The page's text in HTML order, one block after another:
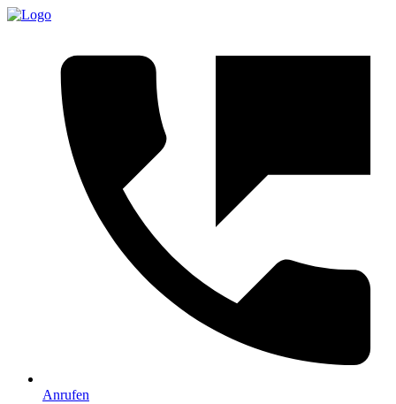
Anrufen